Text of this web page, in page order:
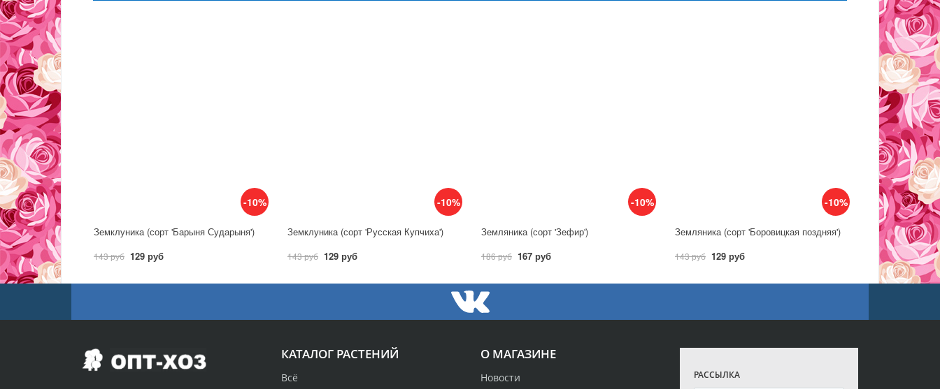
-10%
Земклуника (сорт 'Барыня Сударыня')
143 руб 129 руб
-10%
Земклуника (сорт 'Русская Купчиха')
143 руб 129 руб
-10%
Земляника (сорт 'Зефир')
186 руб 167 руб
-10%
Земляника (сорт 'Боровицкая поздняя')
143 руб 129 руб
О МАГАЗИНЕ
Новости
КАТАЛОГ РАСТЕНИЙ
Всё
РАССЫЛКА